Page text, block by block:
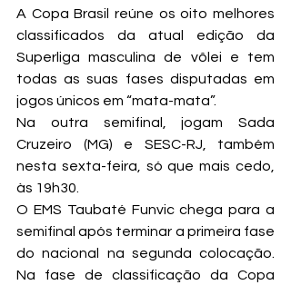
A Copa Brasil reúne os oito melhores
classificados da atual edição da
Superliga masculina de vôlei e tem
todas as suas fases disputadas em
jogos únicos em “mata-mata”.
Na outra semifinal, jogam Sada
Cruzeiro (MG) e SESC-RJ, também
nesta sexta-feira, só que mais cedo,
às 19h30.
O EMS Taubaté Funvic chega para a
semifinal após terminar a primeira fase
do nacional na segunda colocação.
Na fase de classificação da Copa